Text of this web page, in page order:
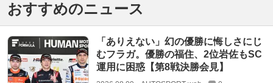
おすすめのニュース
「ありえない」幻の優勝に悔しさにじ
むフラガ。優勝の福住、2位岩佐もSC
運用に困惑【第8戦決勝会見】